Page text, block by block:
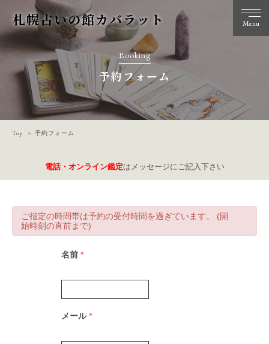
札幌占いの館カバラット Menu
Booking
予約フォーム
Top 予約フォーム
電話・オンライン鑑定はメッセージにご記入下さい
ご指定の時間帯は予約の受付時間を過ぎています。 (開
始時刻の直前まで)
名前 *
メール *